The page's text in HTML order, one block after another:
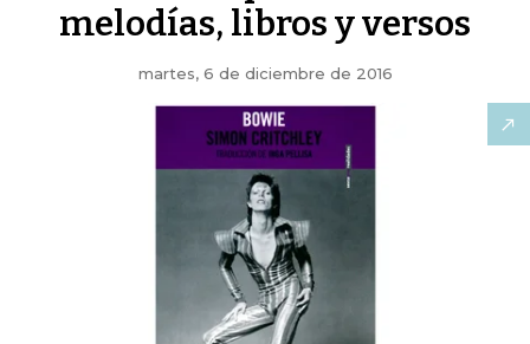
melodías, libros y versos
martes, 6 de diciembre de 2016